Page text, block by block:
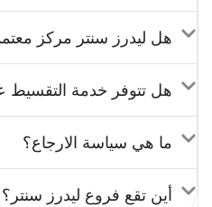
هل ليدرز سنتر مركز
هل تتوفر خدمة التقسيط
ما هي سياسة الارجاع؟
أين تقع فروع ليدرز سنتر؟